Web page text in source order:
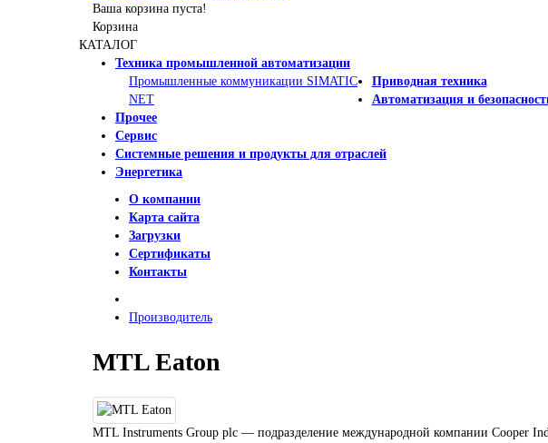
Ваша корзина пуста!
Корзина
КАТАЛОГ
Техника промышленной автоматизации
Промышленные коммуникации SIMATIC
NET
Приводная техника
Автоматизация и
Прочее
Сервис
Системные решения и продукты для отраслей
Энергетика
О компании
Карта сайта
Загрузки
Сертификаты
Контакты
Производитель
MTL Eaton
MTL Instruments Group plc — подразделение международной компании Cooper